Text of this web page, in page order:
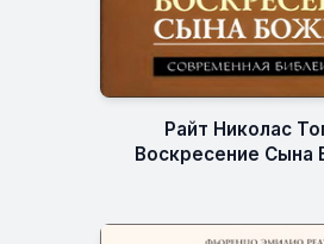
Райт Николас
Воскресение Сына